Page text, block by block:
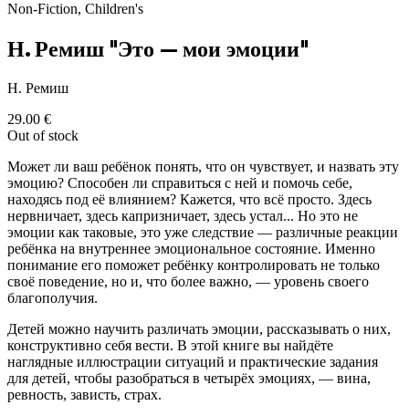
Non-Fiction, Children's
Н. Ремиш "Это — мои эмоции"
Н. Ремиш
29.00 €
Out of stock
Может ли ваш ребёнок понять, что он чувствует, и назвать эту
эмоцию? Способен ли справиться с ней и помочь себе,
находясь под её влиянием? Кажется, что всё просто. Здесь
нервничает, здесь капризничает, здесь устал... Но это не
эмоции как таковые, это уже следствие — различные реакции
ребёнка на внутреннее эмоциональное состояние. Именно
понимание его поможет ребёнку контролировать не только
своё поведение, но и, что более важно, — уровень своего
благополучия.
Детей можно научить различать эмоции, рассказывать о них,
конструктивно себя вести. В этой книге вы найдёте
наглядные иллюстрации ситуаций и практические задания
для детей, чтобы разобраться в четырёх эмоциях, — вина,
ревность, зависть, страх.